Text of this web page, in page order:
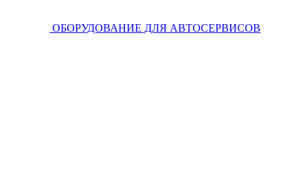
ОБОРУДОВАНИЕ ДЛЯ АВТОСЕРВИСОВ